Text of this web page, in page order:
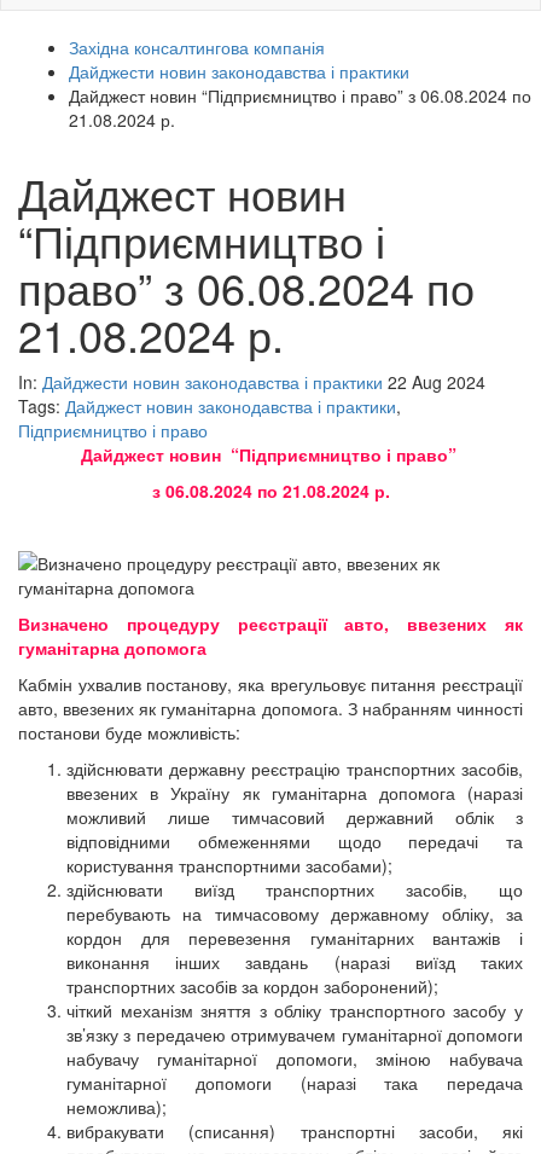
Західна консалтингова компанія
Дайджести новин законодавства і практики
Дайджест новин “Підприємництво і право” з 06.08.2024 по
21.08.2024 р.
Дайджест новин
“Підприємництво і
право” з 06.08.2024 по
21.08.2024 р.
In: Дайджести новин законодавства і практики 22 Aug 2024
Tags: Дайджест новин законодавства і практики,
Підприємництво і право
Дайджест новин “Підприємництво і право”
з 06.08.2024 по 21.08.2024 р.
Визначено процедуру реєстрації авто, ввезених як
гуманітарна допомога
Кабмін ухвалив постанову, яка врегульовує питання реєстрації
авто, ввезених як гуманітарна допомога. З набранням чинності
постанови буде можливість:
здійснювати державну реєстрацію транспортних засобів,
ввезених в Україну як гуманітарна допомога (наразі
можливий лише тимчасовий державний облік з
відповідними обмеженнями щодо передачі та
користування транспортними засобами);
здійснювати виїзд транспортних засобів, що
перебувають на тимчасовому державному обліку, за
кордон для перевезення гуманітарних вантажів і
виконання інших завдань (наразі виїзд таких
транспортних засобів за кордон заборонений);
чіткий механізм зняття з обліку транспортного засобу у
зв’язку з передачею отримувачем гуманітарної допомоги
набувачу гуманітарної допомоги, зміною набувача
гуманітарної допомоги (наразі така передача
неможлива);
вибракувати (списання) транспортні засоби, які